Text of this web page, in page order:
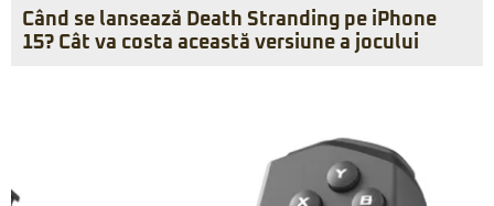
Când se lansează Death Stranding pe iPhone
15? Cât va costa această versiune a jocului